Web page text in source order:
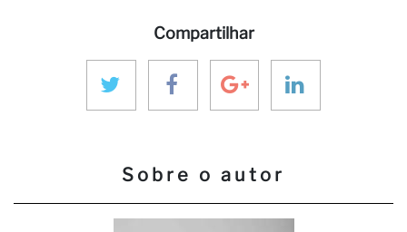
Compartilhar
Sobre o autor